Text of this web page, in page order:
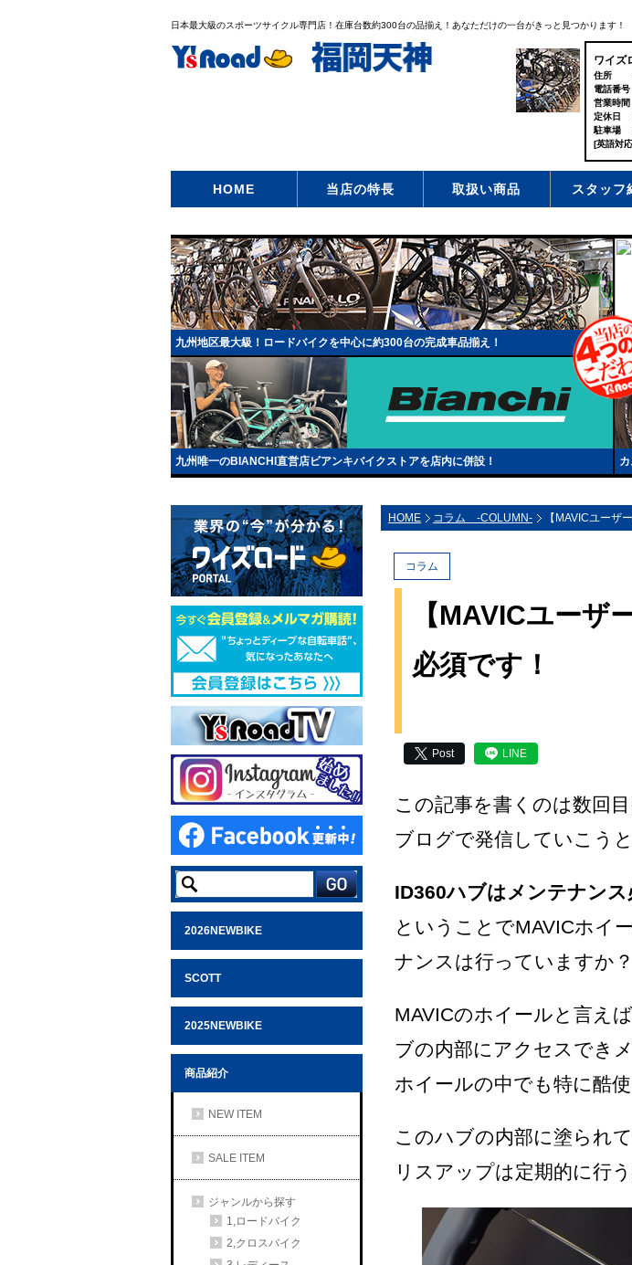
日本最大級のスポーツサイクル専門店！在庫台数約300台の品揃え！あなただけの一台がきっと見つかります！
ワイズ
住所
電話番号
営業時間
定休日
駐車場
[英語対
HOME 当店の特長 取扱い商品 スタッフ
九州地区最大級！ロードバイクを中心に約300台の完成車品揃え！
九州唯一のBIANCHI直営店ビアンキバイクストアを店内に併設！
2026NEWBIKE
SCOTT
2025NEWBIKE
商品紹介
NEW ITEM
SALE ITEM
ジャンルから探す
1,ロードバイク
2,クロスバイク
HOME コラム -COLUMN- 【MAVICユーザ
コラム
【MAVICユーザ
必須です！
Post LINE
この記事を書くのは数回
ブログで発信していこうと
ID360ハブはメンテナンス
ということでMAVICホイ
ナンスは行っていますか？
MAVICのホイールと言え
ブの内部にアクセスでき
ホイールの中でも特に酷
このハブの内部に塗られ
リスアップは定期的に行